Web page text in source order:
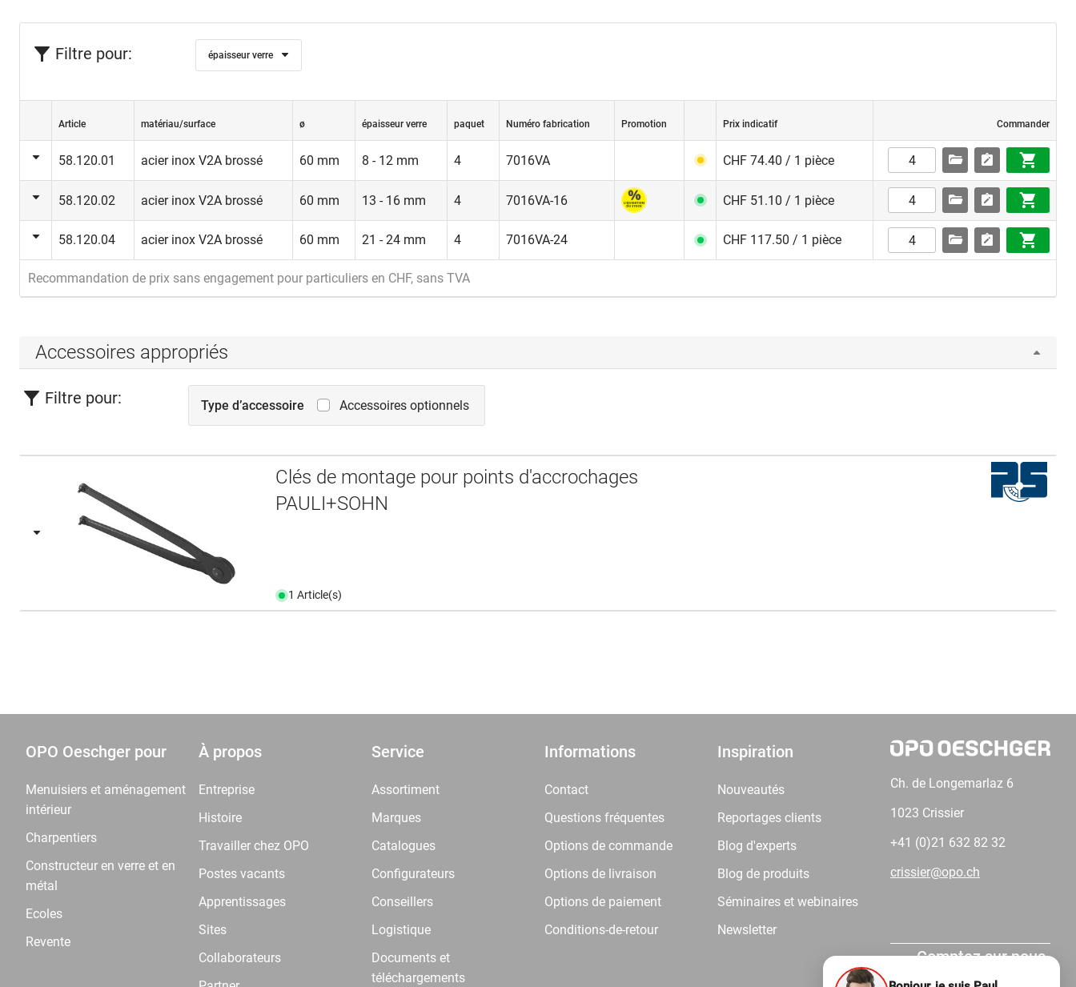
Filtre pour: épaisseur verre
Article matériau/surface ø épaisseur verre paquet Numéro fabrication Promotion Prix indicatif Commander
58.120.01 acier inox V2A brossé 60 mm 8 - 12 mm 4 7016VA CHF 74.40 / 1 pièce
58.120.02 acier inox V2A brossé 60 mm 13 - 16 mm 4 7016VA-16 CHF 51.10 / 1 pièce
58.120.04 acier inox V2A brossé 60 mm 21 - 24 mm 4 7016VA-24 CHF 117.50 / 1 pièce
Recommandation de prix sans engagement pour particuliers en CHF, sans TVA
Accessoires appropriés
Filtre pour: Type d’accessoire Accessoires optionnels
Clés de montage pour points d'accrochages
PAULI+SOHN
1 Article(s)
OPO Oeschger pour
Menuisiers et aménagement
intérieur
Charpentiers
Constructeur en verre et en
métal
Ecoles
Revente
À propos
Entreprise
Histoire
Travailler chez OPO
Postes vacants
Apprentissages
Sites
Collaborateurs
Service
Assortiment
Marques
Catalogues
Configurateurs
Conseillers
Logistique
Documents et
téléchargements
Informations
Contact
Questions fréquentes
Options de commande
Options de livraison
Options de paiement
Conditions-de-retour
Inspiration
Nouveautés
Reportages clients
Blog d'experts
Blog de produits
Séminaires et webinaires
Newsletter
Ch. de Longemarlaz 6
1023 Crissier
+41 (0)21 632 82 32
crissier@opo.ch
Comptez sur nous.